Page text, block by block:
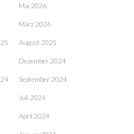
Mai 2026
März 2026
August 2025
Dezember 2024
September 2024
Juli 2024
April 2024